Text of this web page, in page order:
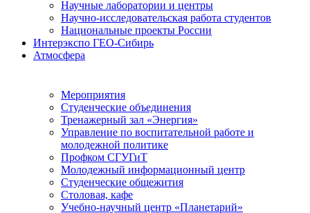
Научные лаборатории и центры
Научно-исследовательская работа студентов
Национальные проекты России
Интерэкспо ГЕО-Сибирь
Атмосфера
Мероприятия
Студенческие объединения
Тренажерный зал «Энергия»
Управление по воспитательной работе и
молодежной политике
Профком СГУГиТ
Молодежный информационный центр
Студенческие общежития
Столовая, кафе
Учебно-научный центр «Планетарий»